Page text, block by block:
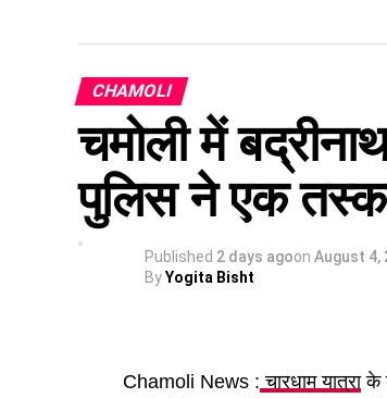
CHAMOLI
चमोली में
पुलिस ने एक
Published 2 days agoon August 4,
ByYogita Bisht
Chamoli News : चारधाम यात्राके